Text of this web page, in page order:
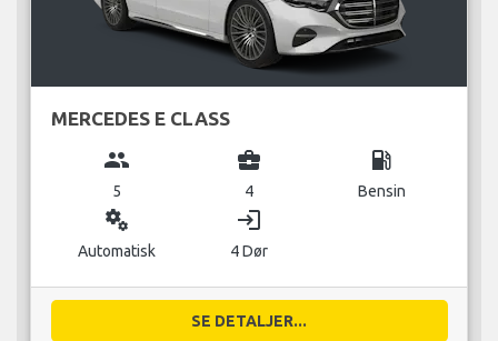
MERCEDES E CLASS
group
5
business_center
4
local_gas_station
Bensin
miscellaneous_services
Automatisk
login
4 Dør
SE DETALJER...